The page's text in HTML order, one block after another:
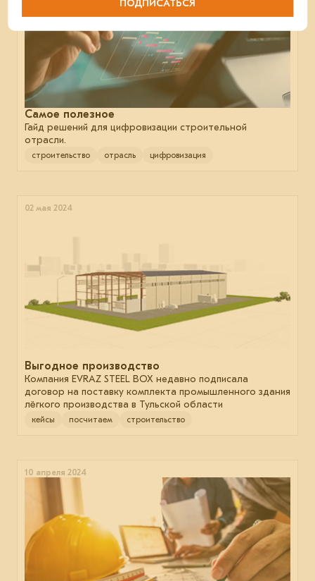
Самое полезное
Гайд решений для цифровизации строительной
отрасли.
строительство отрасль цифровизация
02 мая 2024
Выгодное производство
Компания EVRAZ STEEL BOX недавно подписала
договор на поставку комплекта промышленного здания
лёгкого производства в Тульской области
кейсы посчитаем строительство
10 апреля 2024
ПОДПИСАТЬСЯ